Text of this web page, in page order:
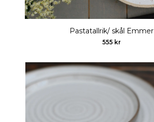
Pastatallrik/ skål Emmer
555 kr